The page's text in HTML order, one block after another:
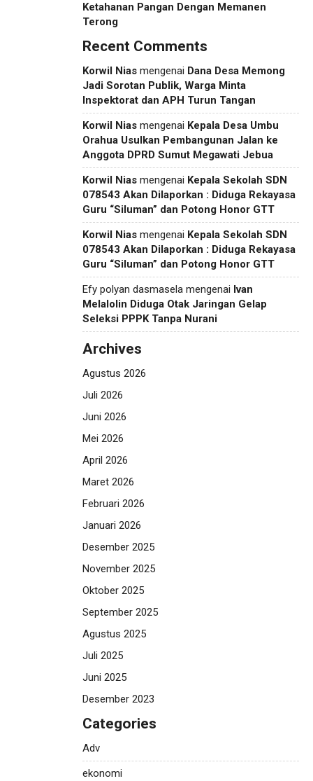
Ketahanan Pangan Dengan Memanen
Terong
Recent Comments
Korwil Nias mengenai Dana Desa Memong
Jadi Sorotan Publik, Warga Minta
Inspektorat dan APH Turun Tangan
Korwil Nias mengenai Kepala Desa Umbu
Orahua Usulkan Pembangunan Jalan ke
Anggota DPRD Sumut Megawati Jebua
Korwil Nias mengenai Kepala Sekolah SDN
078543 Akan Dilaporkan : Diduga Rekayasa
Guru “Siluman” dan Potong Honor GTT
Korwil Nias mengenai Kepala Sekolah SDN
078543 Akan Dilaporkan : Diduga Rekayasa
Guru “Siluman” dan Potong Honor GTT
Efy polyan dasmasela mengenai Ivan
Melalolin Diduga Otak Jaringan Gelap
Seleksi PPPK Tanpa Nurani
Archives
Agustus 2026
Juli 2026
Juni 2026
Mei 2026
April 2026
Maret 2026
Februari 2026
Januari 2026
Desember 2025
November 2025
Oktober 2025
September 2025
Agustus 2025
Juli 2025
Juni 2025
Desember 2023
Categories
Adv
ekonomi